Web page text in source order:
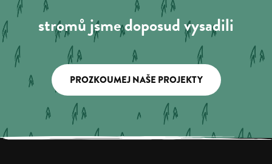
stromů jsme doposud vysadili
PROZKOUMEJ NAŠE PROJEKTY